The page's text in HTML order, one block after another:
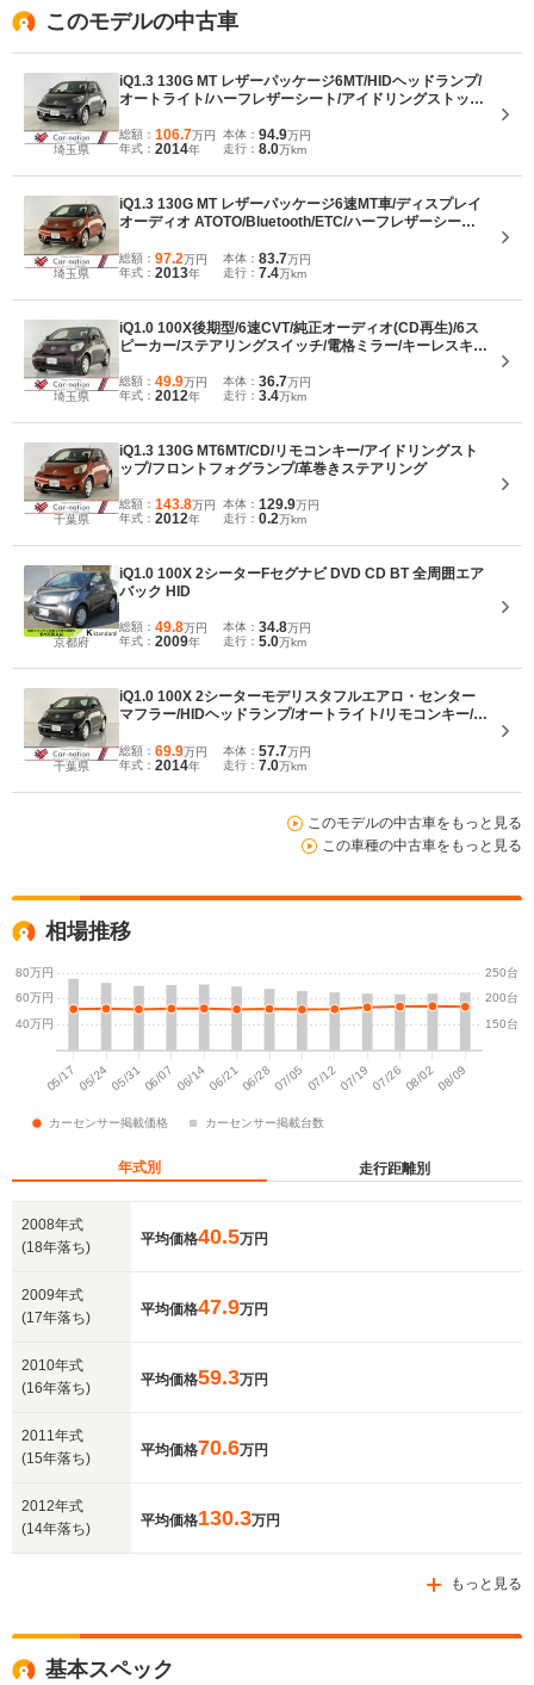
インパネ中央に配置、助手席側インパネを運転席側より前方に配置するなどで4
人乗車が可能な広さの室内を実現した。1LエンジンにCVTが組み合わせられ走
りと燃費を両立、10・15モード燃費は23km/Lとされた。9個のエアバッグを搭
載するなど安全性も高い。（2008.10）
このモデルの中古車
埼玉県
iQ1.3 130G MT レザーパッケージ6MT/HIDヘッドランプ/
オートライト/ハーフレザーシート/アイドリングストッ
総額： 106.7万円
年式： 2014年
本体： 94.9万円
走行： 8.0万km
埼玉県
iQ1.3 130G MT レザーパッケージ6速MT車/ディスプレイ
オーディオ ATOTO/Bluetooth/ETC/ハーフレザーシート/
イブレコーダー/i-stop/純正16インチアルミ/横滑り防止
総額： 97.2万円
年式： 2013年
本体： 83.7万円
走行： 7.4万km
埼玉県
iQ1.0 100X後期型/6速CVT/純正オーディオ(CD再生)/6ス
ピーカー/ステアリングスイッチ/電格ミラー/キーレスキ
総額： 49.9万円
年式： 2012年
本体： 36.7万円
走行： 3.4万km
千葉県
iQ1.3 130G MT6MT/CD/リモコンキー/アイドリングスト
ップ/フロントフォグランプ/革巻きステアリング
総額： 143.8万円
年式： 2012年
本体： 129.9万円
走行： 0.2万km
京都府
iQ1.0 100X 2シーターFセグナビ DVD CD BT 全周囲エア
バック HID
総額： 49.8万円
年式： 2009年
本体： 34.8万円
走行： 5.0万km
千葉県
iQ1.0 100X 2シーターモデリスタフルエアロ・センター
マフラー/HIDヘッドランプ/オートライト/リモコンキー/純
総額： 69.9万円
年式： 2014年
本体： 57.7万円
走行： 7.0万km
このモデルの中古車をもっと見る
この車種の中古車をもっと見る
相場推移
年式別 走行距離別
2008年式
(18年落ち)
平均価格40.5万円
2009年式
(17年落ち)
平均価格47.9万円
2010年式
(16年落ち)
平均価格59.3万円
2011年式
(15年落ち)
平均価格70.6万円
2012年式
(14年落ち)
平均価格130.3万円
もっと見る
基本スペック